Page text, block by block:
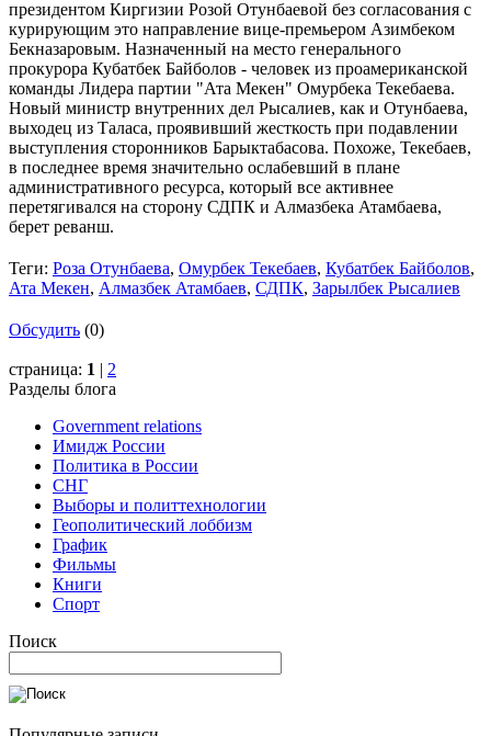
президентом Киргизии Розой Отунбаевой без согласования с
курирующим это направление вице-премьером Азимбеком
Бекназаровым. Назначенный на место генерального
прокурора Кубатбек Байболов - человек из проамериканской
команды Лидера партии "Ата Мекен" Омурбека Текебаева.
Новый министр внутренних дел Рысалиев, как и Отунбаева,
выходец из Таласа, проявивший жесткость при подавлении
выступления сторонников Барыктабасова. Похоже, Текебаев,
в последнее время значительно ослабевший в плане
административного ресурса, который все активнее
перетягивался на сторону СДПК и Алмазбека Атамбаева,
берет реванш.
Теги: Роза Отунбаева, Омурбек Текебаев, Кубатбек Байболов,
Ата Мекен, Алмазбек Атамбаев, СДПК, Зарылбек Рысалиев
Обсудить (0)
страница: 1 | 2
Разделы блога
Government relations
Имидж России
Политика в России
СНГ
Выборы и политтехнологии
Геополитический лоббизм
График
Фильмы
Книги
Спорт
Поиск